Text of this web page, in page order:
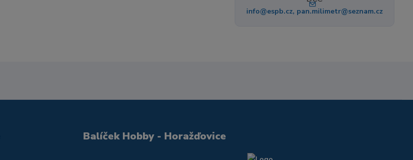
info@espb.cz, pan.milimetr@seznam.cz
Balíček Hobby - Horažďovice